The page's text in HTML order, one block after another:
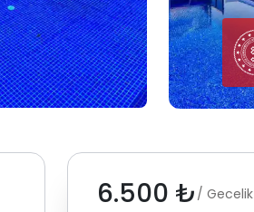
6.500 ₺ / Gecelik